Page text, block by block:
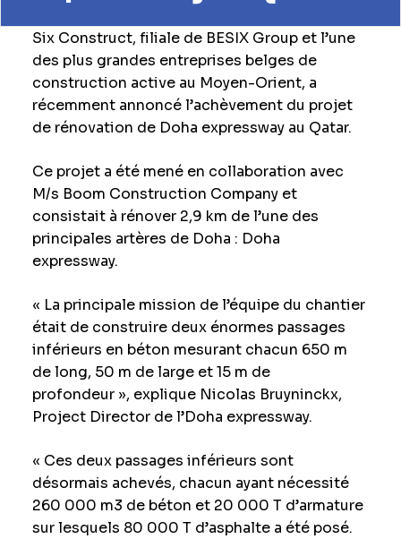
Six Construct, filiale de BESIX Group et l’une
des plus grandes entreprises belges de
construction active au Moyen-Orient, a
récemment annoncé l’achèvement du projet
de rénovation de Doha expressway au Qatar.
Ce projet a été mené en collaboration avec
M/s Boom Construction Company et
consistait à rénover 2,9 km de l’une des
principales artères de Doha : Doha
expressway.
« La principale mission de l’équipe du chantier
était de construire deux énormes passages
inférieurs en béton mesurant chacun 650 m
de long, 50 m de large et 15 m de
profondeur », explique Nicolas Bruyninckx,
Project Director de l’Doha expressway.
« Ces deux passages inférieurs sont
désormais achevés, chacun ayant nécessité
260 000 m3 de béton et 20 000 T d’armature
sur lesquels 80 000 T d’asphalte a été posé.